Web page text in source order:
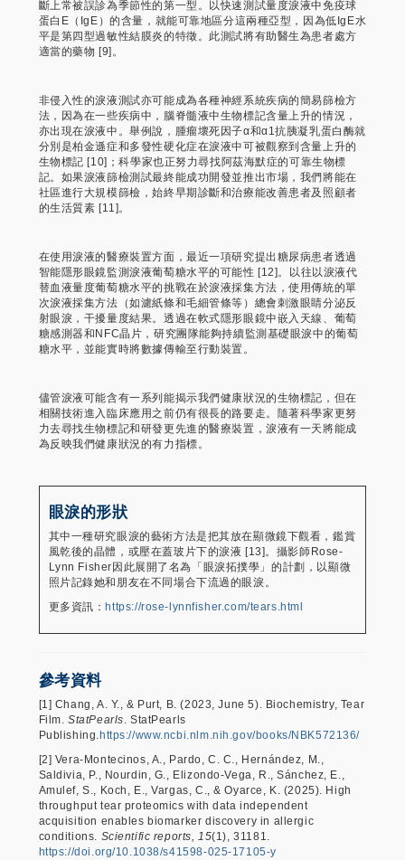
斷上常被誤診為季節性的第一型。以快速測試量度淚液中免疫球
蛋白E（IgE）的含量，就能可靠地區分這兩種亞型，因為低IgE水
平是第四型過敏性結膜炎的特徵。此測試將有助醫生為患者處方
適當的藥物 [9]。
非侵入性的淚液測試亦可能成為各種神經系統疾病的簡易篩檢方
法，因為在一些疾病中，腦脊髓液中生物標記含量上升的情況，
亦出現在淚液中。舉例說，腫瘤壞死因子α和α1抗胰凝乳蛋白酶就
分別是柏金遜症和多發性硬化症在淚液中可被觀察到含量上升的
生物標記 [10]；科學家也正努力尋找阿茲海默症的可靠生物標
記。如果淚液篩檢測試最終能成功開發並推出市場，我們將能在
社區進行大規模篩檢，始終早期診斷和治療能改善患者及照顧者
的生活質素 [11]。
在使用淚液的醫療裝置方面，最近一項研究提出糖尿病患者透過
智能隱形眼鏡監測淚液葡萄糖水平的可能性 [12]。以往以淚液代
替血液量度葡萄糖水平的挑戰在於淚液採集方法，使用傳統的單
次淚液採集方法（如濾紙條和毛細管條等）總會刺激眼睛分泌反
射眼淚，干擾量度結果。透過在軟式隱形眼鏡中嵌入天線、葡萄
糖感測器和NFC晶片，研究團隊能夠持續監測基礎眼淚中的葡萄
糖水平，並能實時將數據傳輸至行動裝置。
儘管淚液可能含有一系列能揭示我們健康狀況的生物標記，但在
相關技術進入臨床應用之前仍有很長的路要走。隨著科學家更努
力去尋找生物標記和研發更先進的醫療裝置，淚液有一天將能成
為反映我們健康狀況的有力指標。
眼淚的形狀
其中一種研究眼淚的藝術方法是把其放在顯微鏡下觀看，鑑賞
風乾後的晶體，或壓在蓋玻片下的淚液 [13]。攝影師Rose-
Lynn Fisher因此展開了名為「眼淚拓撲學」的計劃，以顯微
照片記錄她和朋友在不同場合下流過的眼淚。
更多資訊：https://rose-lynnfisher.com/tears.html
參考資料
[1] Chang, A. Y., & Purt, B. (2023, June 5). Biochemistry, Tear
Film.StatPearls . StatPearls
Publishing. https://www.ncbi.nlm.nih.gov/books/NBK572136/
[2] Vera-Montecinos, A., Pardo, C. C., Hernández, M.,
Saldivia, P., Nourdin, G., Elizondo-Vega, R., Sánchez, E.,
Amulef, S., Koch, E., Vargas, C., & Oyarce, K. (2025). High
throughput tear proteomics with data independent
acquisition enables biomarker discovery in allergic
conditions. Scientific reports, 15(1), 31181.
https://doi.org/10.1038/s41598-025-17105-y